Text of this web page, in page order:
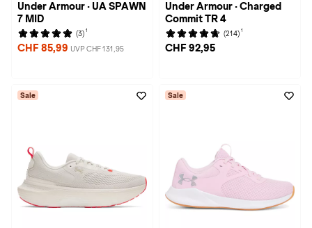
Under Armour · UA SPAWN
7 MID
(3) 1
CHF 85,99 UVP CHF 131,95
Under Armour · Charged
Commit TR 4
(214) 1
CHF 92,95
Sale Sale